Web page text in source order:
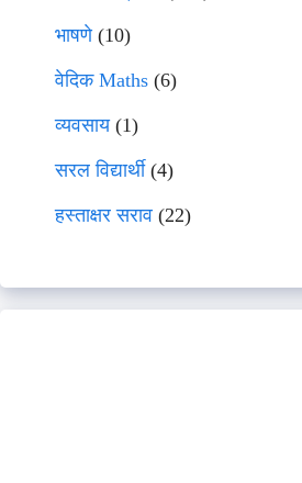
भाषणे(10)
वेदिक Maths (6)
व्यवसाय(1)
सरल विद्यार्थी(4)
हस्ताक्षर सराव (22)